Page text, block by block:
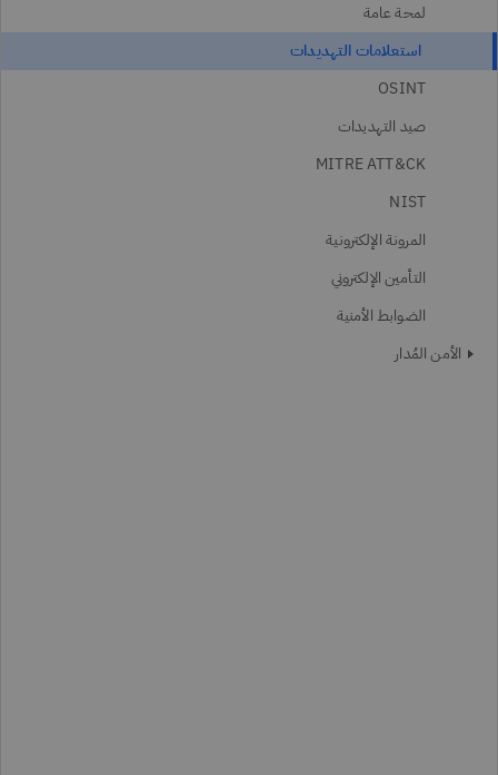
لمحة عامة
استعلامات التهديدات
OSINT
صيد التهديدات
MITRE ATT&CK
NIST
المرونة الإلكترونية
التأمين الإلكتروني
الضوابط الأمنية
الأمن المُدار